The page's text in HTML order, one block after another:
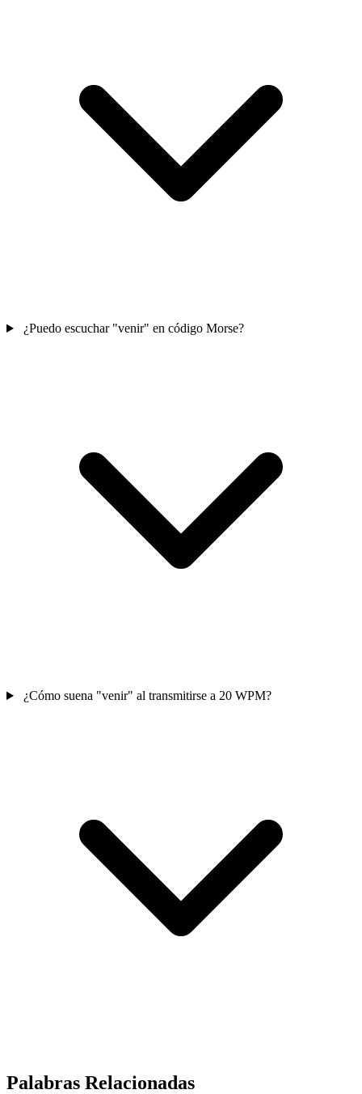
¿Puedo escuchar "venir" en código Morse?
¿Cómo suena "venir" al transmitirse a 20 WPM?
Palabras Relacionadas